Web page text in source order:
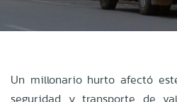
Un millonario hurto afectó
seguridad y transporte de